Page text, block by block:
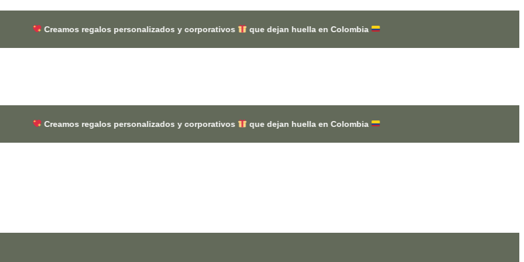
regalos personalizados y corporativos que dejan huella en Colombia
regalos personalizados y corporativos que dejan huella en Colombia